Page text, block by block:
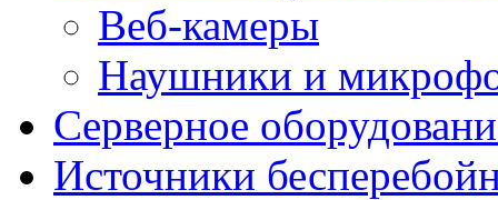
Веб-камеры
Наушники и
Серверное
Источники